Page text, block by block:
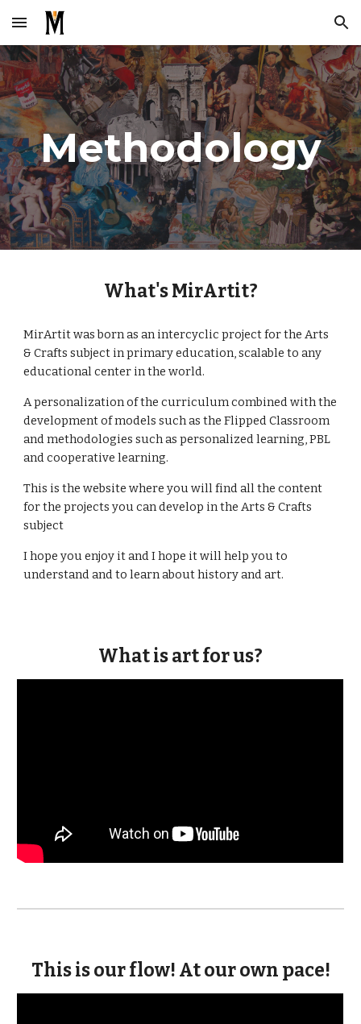
Skip to main content Skip to navigation
Methodology
What's MirArtit?
MirArtit was born as an intercyclic project for the Arts
& Crafts subject in primary education, scalable to any
educational center in the world.
A personalization of the curriculum combined with the
development of models such as the Flipped Classroom
and methodologies such as personalized learning, PBL
and cooperative learning.
This is the website where you will find all the content
for the projects you can develop in the Arts & Crafts
subject
I hope you enjoy it and I hope it will help you to
understand and to learn about history and art.
What is art for us?
This is our flow! At our own pace!